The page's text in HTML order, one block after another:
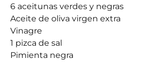
6 aceitunas verdes y negras
Aceite de oliva virgen extra
Vinagre
1 pizca de sal
Pimienta negra